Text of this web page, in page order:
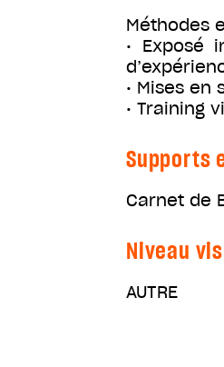
Méthodes
• Exposé
• Mises
• Training
Supports
Carnet de
Niveau
AUTRE